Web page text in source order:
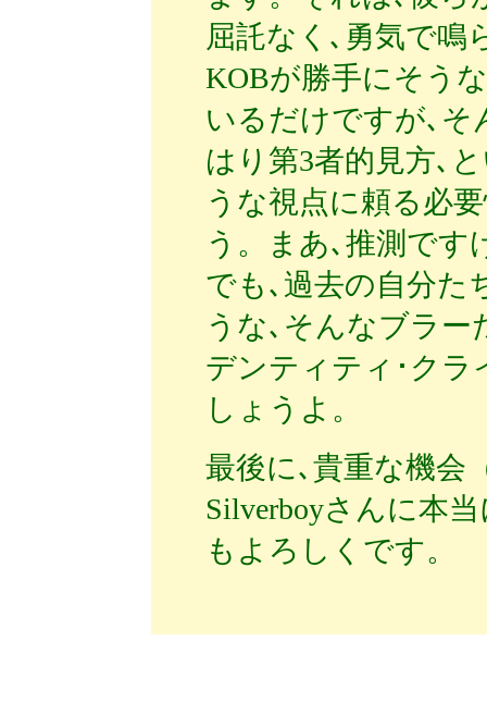
屈託なく､勇気で鳴
KOBが勝手にそう
いるだけですが､そ
はり第3者的見方､
うな視点に頼る必
う。まあ､推測です
でも､過去の自分た
うな､そんなブラ
デンティティ･クラ
しょうよ。
最後に､貴重な機会
Silverboyさんに本
もよろしくです。